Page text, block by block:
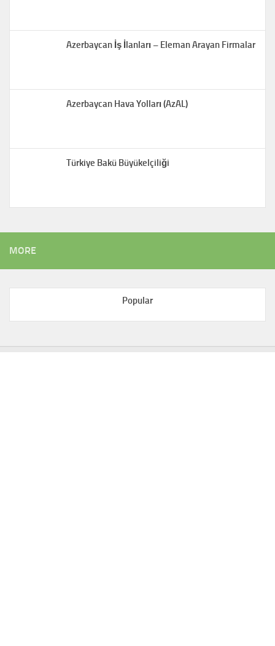
Azerbaycan İş İlanları – Eleman Arayan Firmalar
Azerbaycan Hava Yolları (AzAL)
Türkiye Bakü Büyükelçiliği
MORE
Popular